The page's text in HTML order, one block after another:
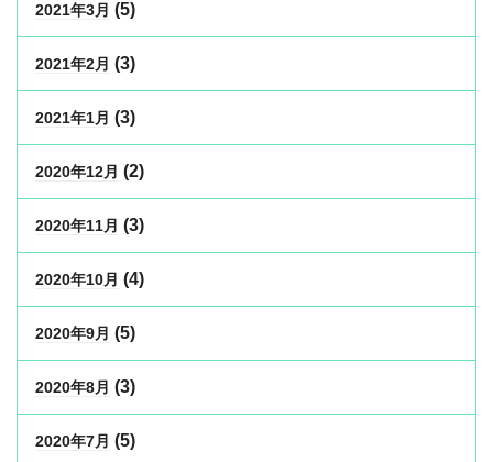
2021年3月 (5)
2021年2月 (3)
2021年1月 (3)
2020年12月 (2)
2020年11月 (3)
2020年10月 (4)
2020年9月 (5)
2020年8月 (3)
2020年7月 (5)